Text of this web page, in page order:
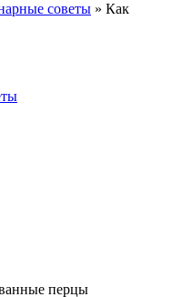
советы » Как